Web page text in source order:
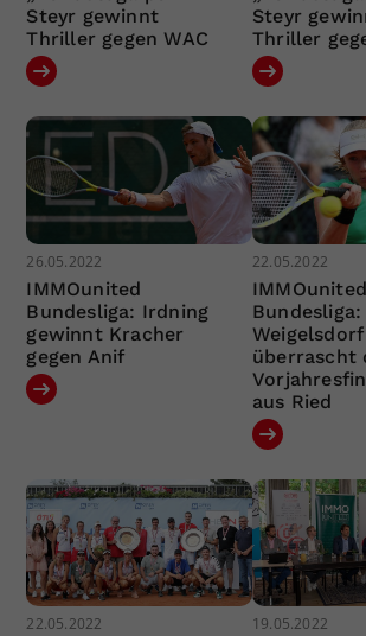
Steyr gewinnt
Thriller gegen WAC
Steyr
Thriller
26.05.2022
IMMOunited
Bundesliga: Irdning
gewinnt Kracher
gegen Anif
22.05.2022
IMMOunited
Bundesliga:
Weigelsdorf
überrascht
aus Ried
22.05.2022 19.05.2022